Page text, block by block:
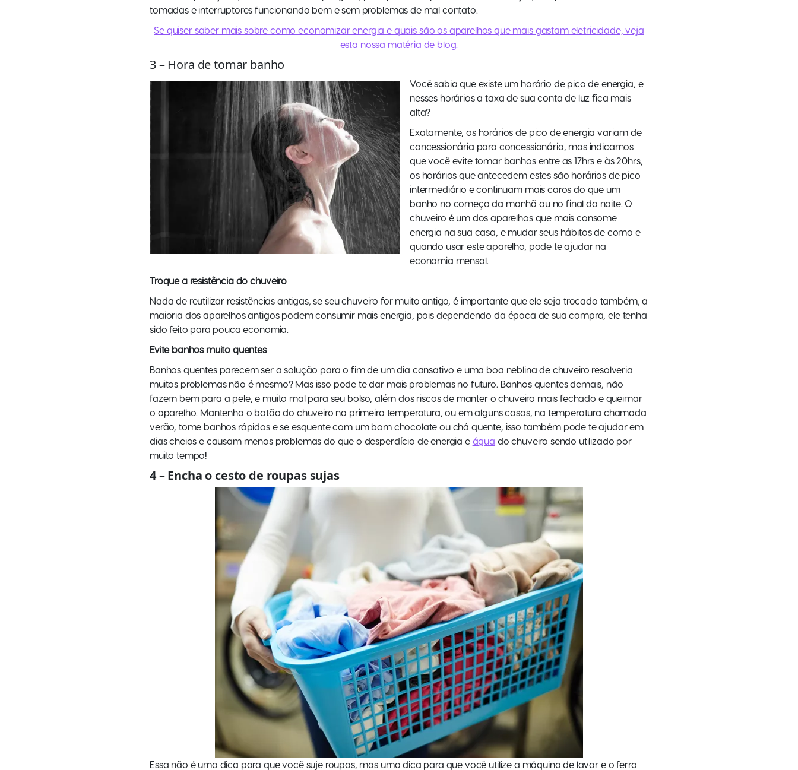
tomadas e interruptores funcionando bem e sem problemas de mal contato.
Se quiser saber mais sobre como economizar energia e quais são os aparelhos que mais gastam eletricidade, veja
esta nossa matéria de blog.
3 – Hora de tomar banho
Você sabia que existe um horário de pico de energia, e
nesses horários a taxa de sua conta de luz fica mais
alta?
Exatamente, os horários de pico de energia variam de
concessionária para concessionária, mas indicamos
que você evite tomar banhos entre as 17hrs e às 20hrs,
os horários que antecedem estes são horários de pico
intermediário e continuam mais caros do que um
banho no começo da manhã ou no final da noite. O
chuveiro é um dos aparelhos que mais consome
energia na sua casa, e mudar seus hábitos de como e
quando usar este aparelho, pode te ajudar na
economia mensal.
Troque a resistência do chuveiro
Nada de reutilizar resistências antigas, se seu chuveiro for muito antigo, é importante que ele seja trocado também, a
maioria dos aparelhos antigos podem consumir mais energia, pois dependendo da época de sua compra, ele tenha
sido feito para pouca economia.
Evite banhos muito quentes
Banhos quentes parecem ser a solução para o fim de um dia cansativo e uma boa neblina de chuveiro resolveria
muitos problemas não é mesmo? Mas isso pode te dar mais problemas no futuro. Banhos quentes demais, não
fazem bem para a pele, e muito mal para seu bolso, além dos riscos de manter o chuveiro mais fechado e queimar
o aparelho. Mantenha o botão do chuveiro na primeira temperatura, ou em alguns casos, na temperatura chamada
verão, tome banhos rápidos e se esquente com um bom chocolate ou chá quente, isso também pode te ajudar em
dias cheios e causam menos problemas do que o desperdício de energia e água do chuveiro sendo utilizado por
muito tempo!
4 – Encha o cesto de roupas sujas
Essa não é uma dica para que você suje roupas, mas uma dica para que você utilize a máquina de lavar e o ferro